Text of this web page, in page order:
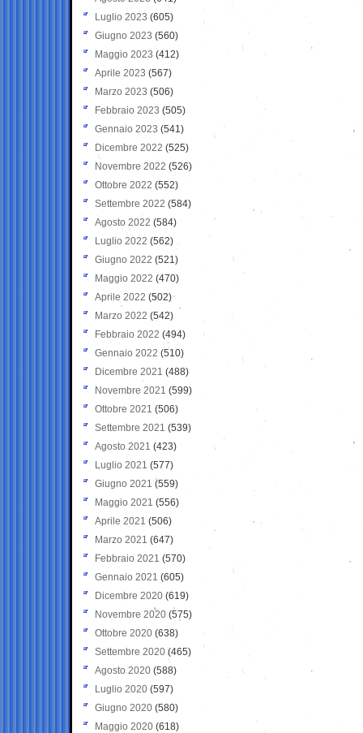
Luglio 2023 (605)
Giugno 2023 (560)
Maggio 2023 (412)
Aprile 2023 (567)
Marzo 2023 (506)
Febbraio 2023 (505)
Gennaio 2023 (541)
Dicembre 2022 (525)
Novembre 2022 (526)
Ottobre 2022 (552)
Settembre 2022 (584)
Agosto 2022 (584)
Luglio 2022 (562)
Giugno 2022 (521)
Maggio 2022 (470)
Aprile 2022 (502)
Marzo 2022 (542)
Febbraio 2022 (494)
Gennaio 2022 (510)
Dicembre 2021 (488)
Novembre 2021 (599)
Ottobre 2021 (506)
Settembre 2021 (539)
Agosto 2021 (423)
Luglio 2021 (577)
Giugno 2021(559)
Maggio 2021 (556)
Aprile 2021 (506)
Marzo 2021 (647)
Febbraio 2021 (570)
Gennaio 2021 (605)
Dicembre 2020 (619)
Novembre 2020 (575)
Ottobre 2020 (638)
Settembre 2020(465)
Agosto 2020 (588)
Luglio 2020 (597)
Giugno 2020 (580)
Maggio 2020 (618)